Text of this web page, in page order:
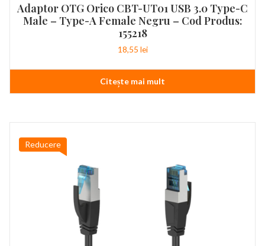
Adaptor OTG Orico CBT-UT01 USB 3.0 Type-C
Male – Type-A Female Negru – Cod Produs:
155218
18,55 lei
Citește mai mult
Reducere